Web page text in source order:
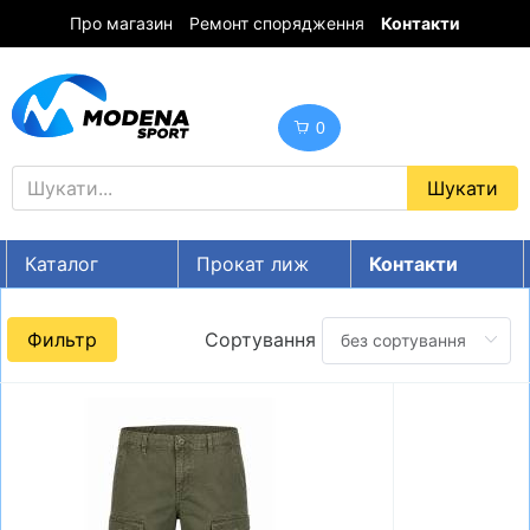
Про магазин Ремонт спорядження Контакти
0
Каталог Прокат лиж
Контакти
Знижки
СНОУБОРДИ
ВЗУТТЯ
Фильтр Сортування